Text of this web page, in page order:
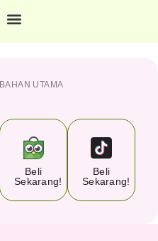
BAHAN UTAMA
Beli
Sekarang!
Beli
Sekarang!